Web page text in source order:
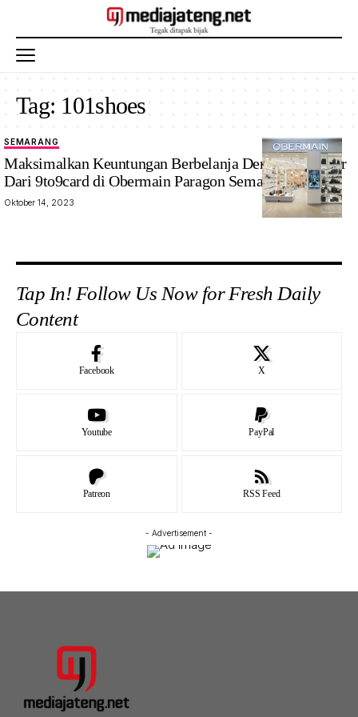
Tag: 101shoes
Gerain
Obermain
Paragon
Semarang.
SEMARANG
Maksimalkan Keuntungan Berbelanja Dengan Member
Dari 9to9card di Obermain Paragon Semarang
Oktober 14, 2023
Tap In! Follow Us Now for Fresh Daily
Content
Facebook X
Youtube PayPal
Patreon RSS Feed
- Advertisement -